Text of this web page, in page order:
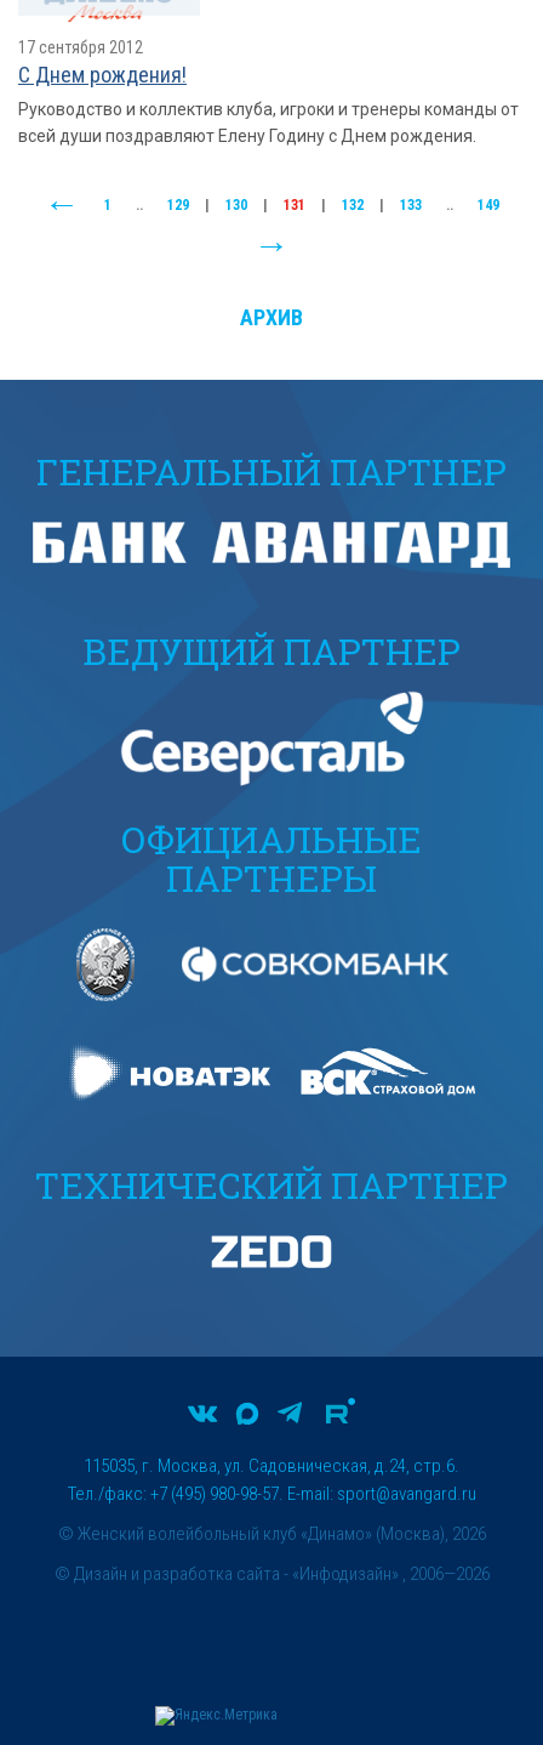
17 сентября 2012
С Днем рождения!
Руководство и коллектив клуба, игроки и тренеры команды от
всей души поздравляют Елену Годину с Днем рождения.
1 .. 129 130 131 132 133 .. 149
АРХИВ
ГЕНЕРАЛЬНЫЙ ПАРТНЕР
ВЕДУЩИЙ ПАРТНЕР
ОФИЦИАЛЬНЫЕ
ПАРТНЕРЫ
ТЕХНИЧЕСКИЙ ПАРТНЕР
© Женский волейбольный клуб «Динамо» (Москва), 2026
115035, г. Москва, ул. Садовническая, д.24, стр.6.
Тел./факс: +7 (495) 980-98-57. E-mail: sport@avangard.ru
© Дизайн и разработка сайта - «Инфодизайн» , 2006—2026